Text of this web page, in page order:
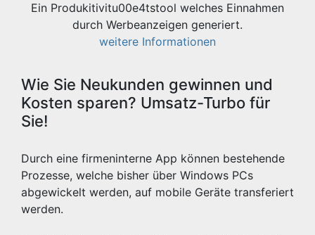
Ein Produkitivitu00e4tstool welches Einnahmen
durch Werbeanzeigen generiert.
weitere Informationen
Wie Sie Neukunden gewinnen und
Kosten sparen? Umsatz-Turbo für
Sie!
Durch eine firmeninterne App können bestehende
Prozesse, welche bisher über Windows PCs
abgewickelt werden, auf mobile Geräte transferiert
werden.